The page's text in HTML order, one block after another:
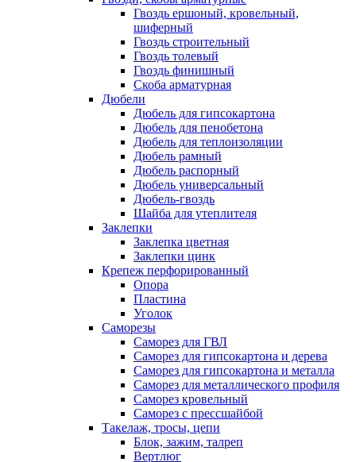
Гвоздь ершоный, кровельный,
шиферный
Гвоздь строительный
Гвоздь толевый
Гвоздь финишный
Скоба арматурная
Дюбели
Дюбель для гипсокартона
Дюбель для пенобетона
Дюбель для теплоизоляции
Дюбель рамный
Дюбель распорный
Дюбель универсальный
Дюбель-гвоздь
Шайба для утеплителя
Заклепки
Заклепка цветная
Заклепки цинк
Крепеж перфорированный
Опора
Пластина
Уголок
Саморезы
Саморез для ГВЛ
Саморез для гипсокартона и дерева
Саморез для гипсокартона и металла
Саморез для металлического профиля
Саморез кровельный
Саморез с прессшайбой
Такелаж, тросы, цепи
Блок, зажим, талреп
Вертлюг